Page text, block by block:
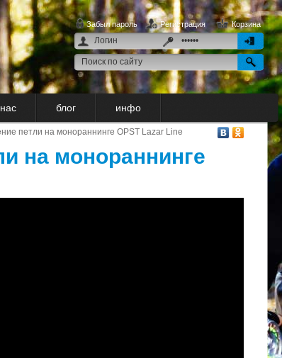
Забыл пароль Регистрация Корзина
блог инфо
петли на монораннинге OPST Lazar Line
на монораннинге